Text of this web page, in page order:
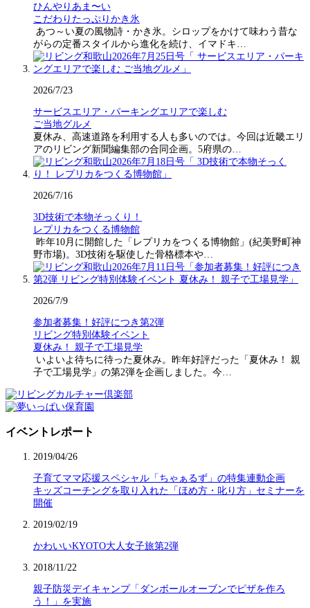
ひんやりあま〜い
こだわりたっぷりかき氷
あつ～い夏の風物詩・かき氷。シロップをかけて味わう昔な
がらの定番スタイルから進化を続け、イマドキ…
2026/7/23
サービスエリア・パーキングエリアで楽しむ
ご当地グルメ
夏休み、高速道路を利用する人も多いのでは。今回は近畿エリ
アのリビング新聞編集部の合同企画。5府県の…
2026/7/16
3D技術で本物そっくり！
レプリカをつくる博物館
昨年10月に開館した「レプリカをつくる博物館」(紀美野町神
野市場)。3D技術を駆使した骨格標本や…
2026/7/9
参加者募集！好評につき第2弾
リビング特別体験イベント
夏休み！ 親子で工場見学
いよいよ待ちに待った夏休み。昨年好評だった「夏休み！ 親
子で工場見学」の第2弾を企画しました。今…
イベントレポート
2019/04/26
子育てママ応援スペシャル「ちゃぁるず」の特集連動企画
キッズコーチングを取り入れた「ほめ方・叱り方」セミナーを
開催
2019/02/19
かわいいKYOTO大人女子旅第2弾
2018/11/22
親子防災デイキャンプ「ダンボールオーブンでピザを作ろ
う！」を実施